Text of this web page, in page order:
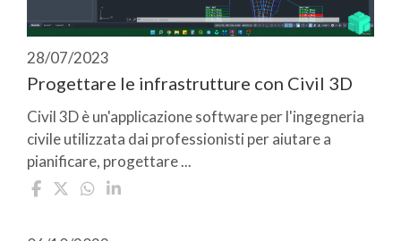
28/07/2023
Progettare le infrastrutture con Civil 3D
Civil 3D è un'applicazione software per l'ingegneria
civile utilizzata dai professionisti per aiutare a
pianificare, progettare ...